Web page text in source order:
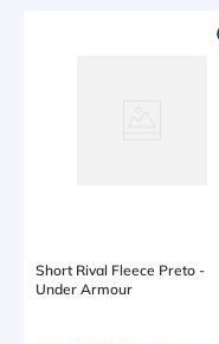
Short Rival Fleece Preto -
Under Armour